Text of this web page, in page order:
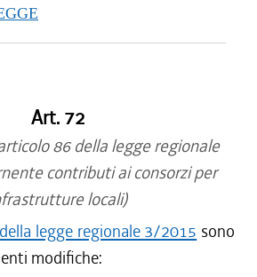
Art. 72
86 della legge regionale
contributi ai consorzi per
locali)
legge regionale 3/2015 sono
modifiche: